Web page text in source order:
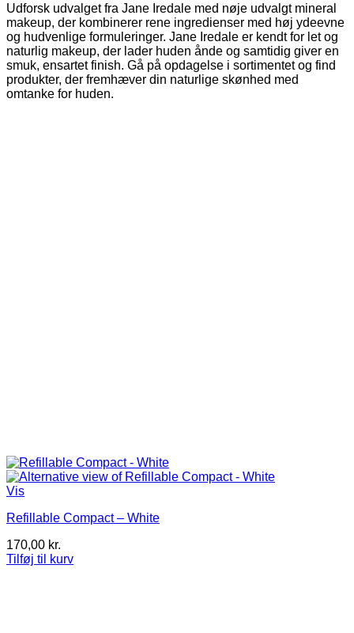
Udforsk udvalget fra Jane Iredale med nøje udvalgt mineral
makeup, der kombinerer rene ingredienser med høj ydeevne
og hudvenlige formuleringer. Jane Iredale er kendt for let og
naturlig makeup, der lader huden ånde og samtidig giver en
smuk, ensartet finish. Gå på opdagelse i sortimentet og find
produkter, der fremhæver din naturlige skønhed med
omtanke for huden.
Vis
Refillable Compact – White
170,00 kr.
Tilføj til kurv